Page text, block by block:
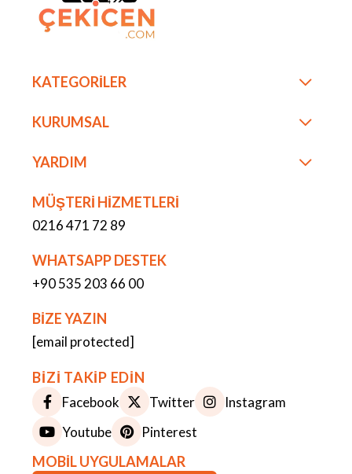
KATEGORİLER
KURUMSAL
YARDIM
MÜŞTERİ HİZMETLERİ
0216 471 72 89
WHATSAPP DESTEK
+90 535 203 66 00
BİZE YAZIN
[email protected]
BİZİ TAKİP EDİN
Facebook Twitter
Instagram
Youtube
Pinterest
MOBİL UYGULAMALAR